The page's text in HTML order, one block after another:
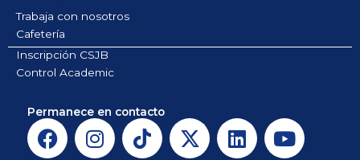
Trabaja con nosotros
Cafetería
Inscripción CSJB
Control Academic
Permanece en contacto
F
a
I
n
T
i
X
-
L
i
Y
o